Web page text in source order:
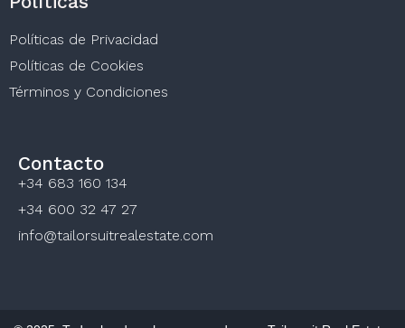
Políticas de Privacidad
Políticas de Cookies
Términos y Condiciones
Contacto
+34 683 160 134
+34 600 32 47 27
info@tailorsuitrealestate.com